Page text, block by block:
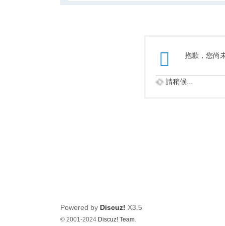
抱歉，您尚
請稍候...
Powered by Discuz! X3.5
© 2001-2024 Discuz! Team.